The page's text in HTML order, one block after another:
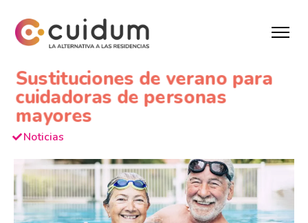
Sustituciones de verano para
cuidadoras de personas
mayores
Noticias